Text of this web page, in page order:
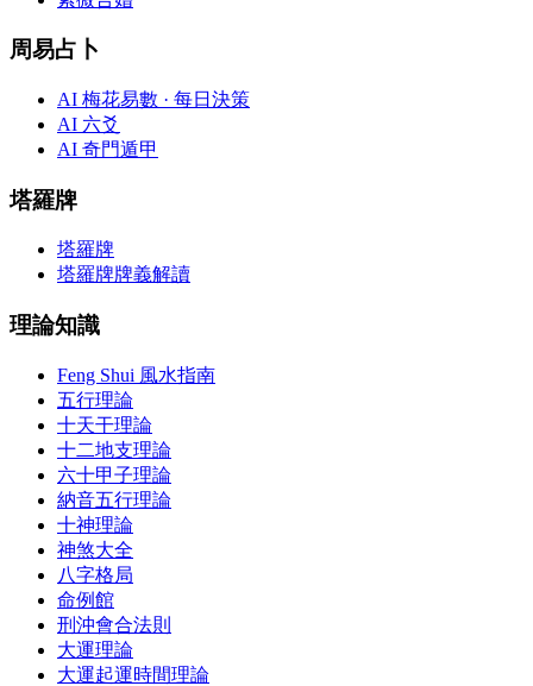
周易占卜
AI 梅花易數 · 每日決策
AI 六爻
AI 奇門遁甲
塔羅牌
塔羅牌
塔羅牌牌義解讀
理論知識
Feng Shui 風水指南
五行理論
十天干理論
十二地支理論
六十甲子理論
納音五行理論
十神理論
神煞大全
八字格局
命例館
刑沖會合法則
大運理論
大運起運時間理論